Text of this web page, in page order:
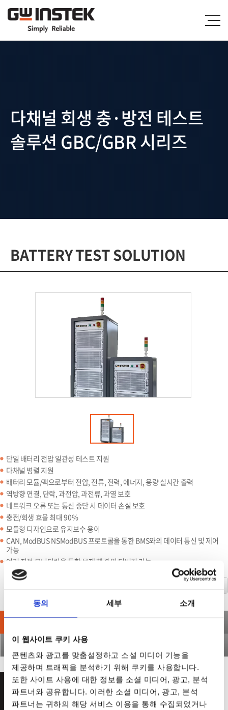
동의 세부 소개
이 웹사이트 쿠키 사용
콘텐츠와 광고를 맞춤설정하고 소셜 미디어 기능을
제공하며 트래픽을 분석하기 위해 쿠키를 사용합니다.
또한 사이트 사용에 대한 정보를 소셜 미디어, 광고, 분석
파트너와 공유합니다. 이러한 소셜 미디어, 광고, 분석
파트너는 귀하의 해당 서비스 이용을 통해 수집되었거나
다채널 회생 충·방전 테스트
솔루션 GBC/GBR 시리즈
BATTERY TEST SOLUTION
단일 배터리 전압 일관성 테스트 지원
다채널 병렬 지원
배터리 모듈/팩으로부터 전압, 전류, 전력, 에너지, 용량 실시간 출력
역방향 연결, 단락, 과전압, 과전류, 과열 보호
네트워크 오류 또는 통신 중단 시 데이터 손실 보호
충전/회생 효율 최대 90%
모듈형 디자인으로 유지보수 용이
CAN, ModBUS NSModBUS 프로토콜을 통한 BMS와의 데이터 통신 및 제어
가능
여러 지점 모니터링을 통한 문제 해결 및 디버깅 가능
주문정보